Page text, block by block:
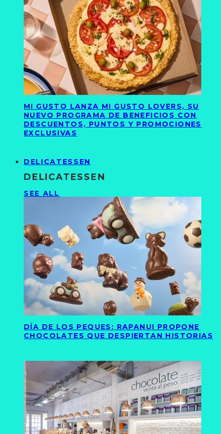
MI GUSTO LANZA MI GUSTO LOVERS, SU
NUEVO PROGRAMA DE BENEFICIOS CON
DESCUENTOS, PUNTOS Y PROMOCIONES
EXCLUSIVAS
DELICATESSEN
DELICATESSEN
SEE ALL
DÍA DE LOS PEQUES: RAPANUI PROPONE
CHOCOLATES QUE DESPIERTAN HISTORIAS